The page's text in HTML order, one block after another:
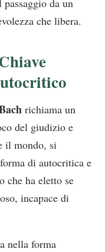
da un
che libera.
richiama un
del giudizio e
il mondo, si
di autocritica e
che ha eletto se
incapace di
nella forma